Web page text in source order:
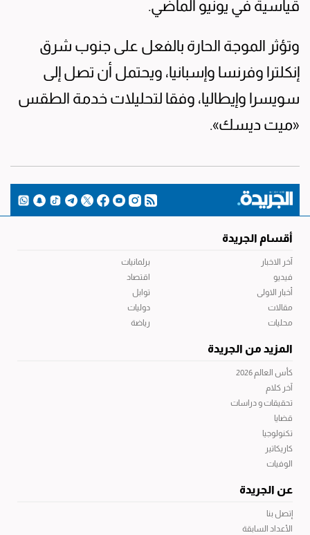
قياسية في يونيو الماضي.
وتؤثر الموجة الحارة بالفعل على جنوب شرق
إنكلترا وفرنسا وإسبانيا، ويحتمل أن تصل إلى
سويسرا وإيطاليا، وفقا لتحليلات خدمة الطقس
«ميت ديسك».
أقسام الجريدة
آخر الاخبار
فيديو
أخبار الاولى
مقالات
محليات
برلمانيات
اقتصاد
توابل
دوليات
رياضة
المزيد من الجريدة
كأس العالم 2026
آخر كلام
تحقيقات و دراسات
قضايا
تكنولوجيا
كاريكاتير
الوفيات
عن الجريدة
إتصل بنا
الأعداد السابقة